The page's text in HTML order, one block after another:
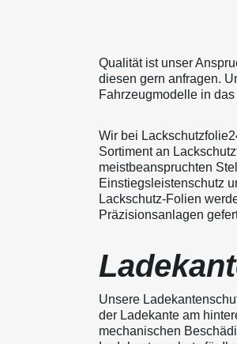
Qualität ist unser
diesen gern anfragen.
Fahrzeugmodelle in
Wir bei
Sortiment an
meistbeanspruchten
Einstiegsleistenschutz
Lackschutz-Folien
Präzisionsanlagen
Unsere
der Ladekante am
mechanischen